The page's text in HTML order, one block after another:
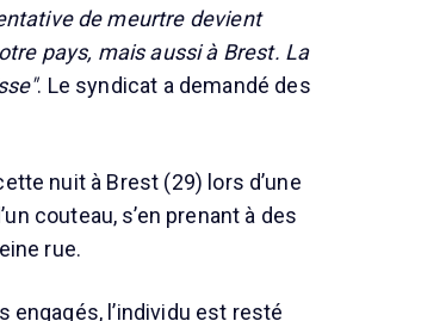
de meurtre devient
pays, mais aussi à Brest. La
. Le syndicat a demandé des
nuit à Brest (29) lors d’une
couteau, s’en prenant à des
rue.
l’individu est resté